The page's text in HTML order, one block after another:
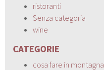
ristoranti
Senza categoria
wine
CATEGORIE
cosa fare in montagna